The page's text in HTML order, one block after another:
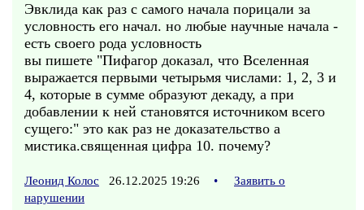
Эвклида как раз с самого начала порицали за
условность его начал. но любые научные начала -
есть своего рода условность
вы пишете "Пифагор доказал, что Вселенная
выражается первыми четырьмя числами: 1, 2, 3 и
4, которые в сумме образуют декаду, а при
добавлении к ней становятся источником всего
сущего:" это как раз не доказательство а
мистика.священная цифра 10. почему?
Леонид Колос 26.12.2025 19:26 •
Заявить о
нарушении